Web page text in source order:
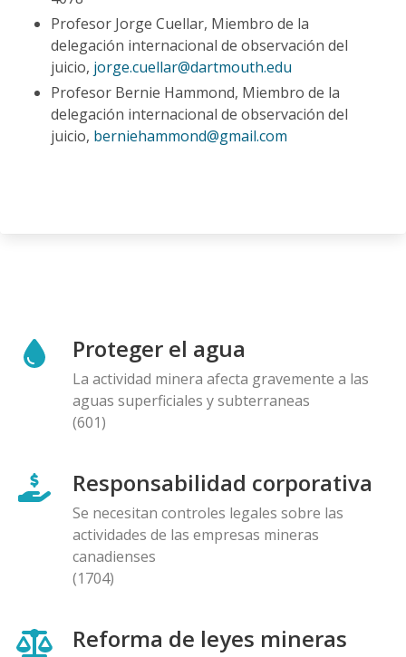
Profesor Jorge Cuellar, Miembro de la
delegación internacional de observación del
juicio, jorge.cuellar@dartmouth.edu
Profesor Bernie Hammond, Miembro de la
delegación internacional de observación del
juicio, berniehammond@gmail.com
Proteger el agua
La actividad minera afecta gravemente a las
aguas superficiales y subterraneas
(601)
Responsabilidad corporativa
Se necesitan controles legales sobre las
actividades de las empresas mineras
canadienses
(1704)
Reforma de leyes mineras